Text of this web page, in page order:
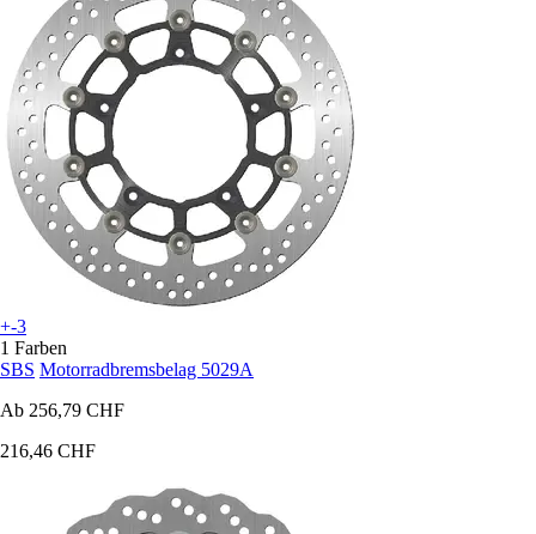
+-3
1 Farben
SBS Motorradbremsbelag 5029A
Ab 256,79 CHF
216,46 CHF